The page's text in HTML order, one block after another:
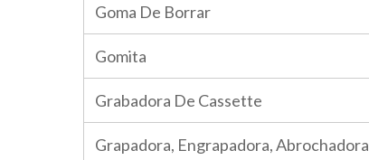
Goma De Borrar
Gomita
Grabadora De Cassette
Grapadora, Engrapadora, Abrochadora